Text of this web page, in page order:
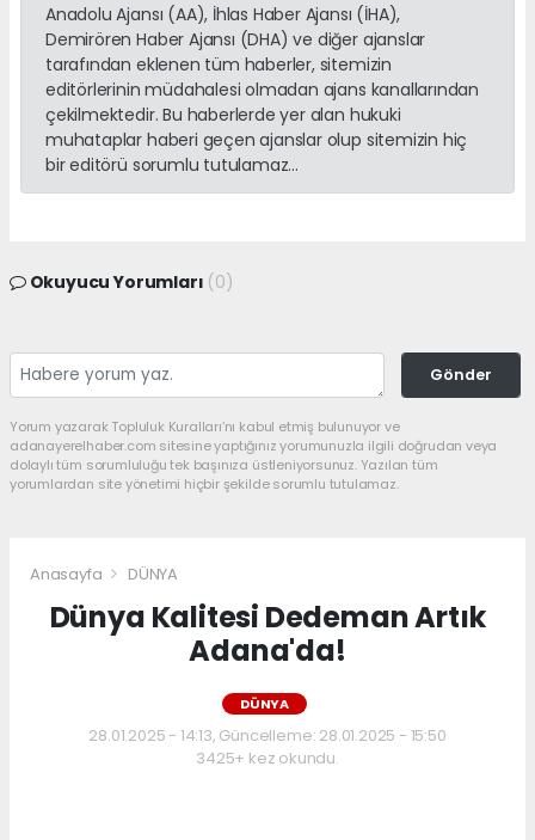
Anadolu Ajansı (AA), İhlas Haber Ajansı (İHA),
Demirören Haber Ajansı (DHA) ve diğer ajanslar
tarafından eklenen tüm haberler, sitemizin
editörlerinin müdahalesi olmadan ajans kanallarından
çekilmektedir. Bu haberlerde yer alan hukuki
muhataplar haberi geçen ajanslar olup sitemizin hiç
bir editörü sorumlu tutulamaz...
Okuyucu Yorumları (0)
Gönder
Yorum yazarak Topluluk Kuralları’nı kabul etmiş bulunuyor ve
adanayerelhaber.com sitesine yaptığınız yorumunuzla ilgili doğrudan veya
dolaylı tüm sorumluluğu tek başınıza üstleniyorsunuz. Yazılan tüm
yorumlardan site yönetimi hiçbir şekilde sorumlu tutulamaz.
Anasayfa DÜNYA
Dünya Kalitesi Dedeman Artık
Adana'da!
DÜNYA
28.01.2025 - 14:13, Güncelleme: 28.01.2025 - 15:50
3425+ kez okundu.